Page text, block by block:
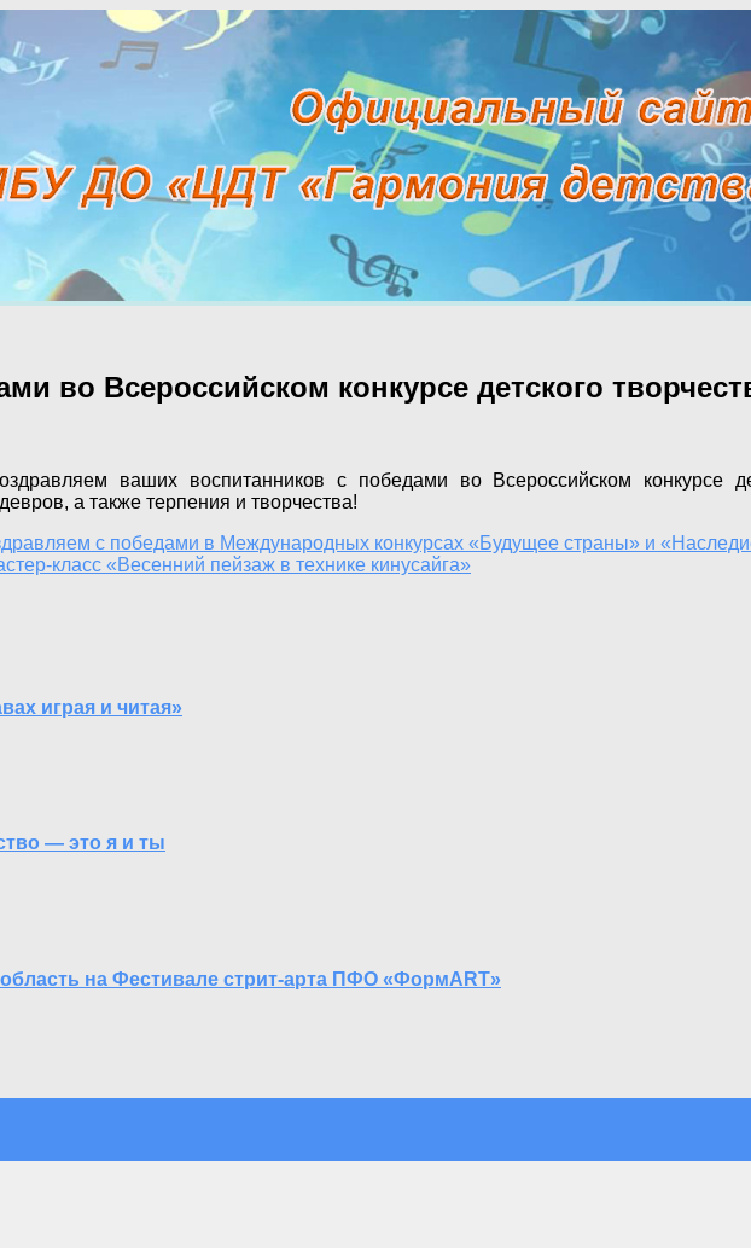
во Всероссийском конкурсе детского
ваших воспитанников с победами во Всероссийском конкурсе
а также терпения и творчества!
с победами в Международных конкурсах «Будущее страны» и
класс «Весенний пейзаж в технике кинусайга»
играя и читая»
— это я и ты
на Фестивале стрит-арта ПФО «ФормART»